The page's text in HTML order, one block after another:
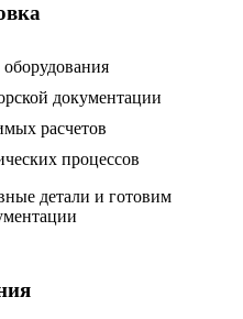
документации
расчетов
процессов
детали и готовим